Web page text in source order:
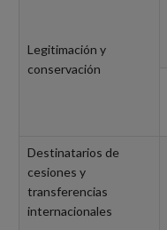
Legitimación y
conservación
Destinatarios de
cesiones y
transferencias
internacionales